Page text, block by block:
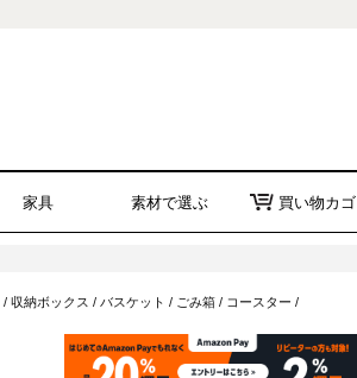
家具 素材で選ぶ 買い物カゴ
/ 収納ボックス / バスケット / ごみ箱/ コースター /